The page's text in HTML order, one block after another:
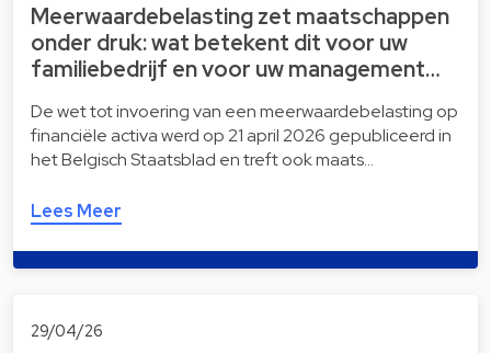
Meerwaardebelasting zet maatschappen
onder druk: wat betekent dit voor uw
familiebedrijf en voor uw management…
De wet tot invoering van een meerwaardebelasting op
financiële activa werd op 21 april 2026 gepubliceerd in
het Belgisch Staatsblad en treft ook maats…
Lees Meer
29/04/26